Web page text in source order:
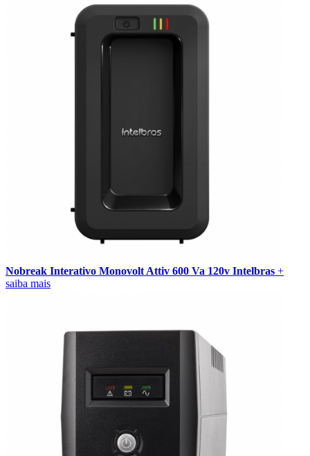
Nobreak Interativo Monovolt Attiv 600 Va 120v Intelbras +
saiba mais